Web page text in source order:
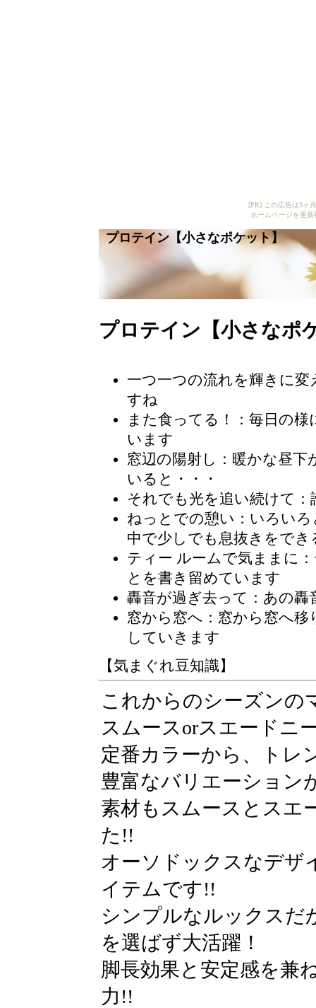
[PR] この広告は3ヶ
ホームページを更
プロテイン【小さなポケット】
プロテイン【小さなポ
一つ一つの流れを輝きに
すね
また食ってる！：毎日の
います
窓辺の陽射し ：暖かな昼
いると・・・
それでも光を追い続けて
ねっとでの憩い：いろい
中で少しでも息抜きをで
ティー ルームで気ままに
とを書き留めています
轟音が過ぎ去って：あの
窓から窓へ：窓から窓へ
していきます
【気まぐれ豆知識】
これからのシーズンの
スムースorスエードニ
定番カラーから、トレ
豊富なバリエーション
素材もスムースとスエ
た!!
オーソドックスなデザ
イテムです!!
シンプルなルックスだ
を選ばず大活躍！
脚長効果と安定感を兼
力!!